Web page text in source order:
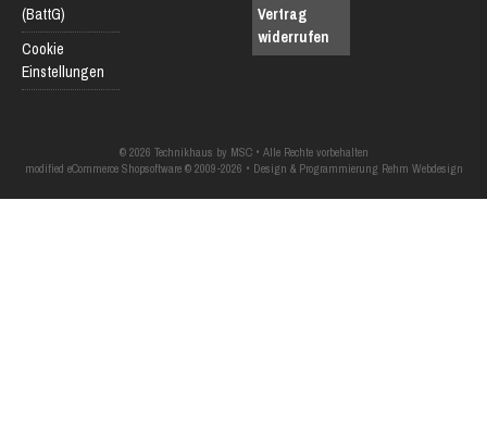
(BattG)
Cookie
Einstellungen
Vertrag
widerrufen
© 2026 Technikhaus by MSC • Alle Rechte vorbehalten
modified eCommerce Shopsoftware © 2009-2026 • Design & Programmierung Rehm Webdesign